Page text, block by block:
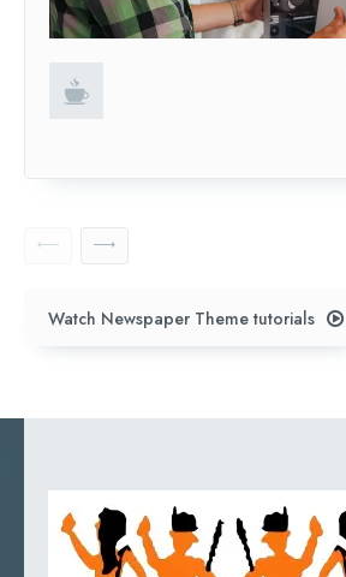
Watch Newspaper Theme tutorials